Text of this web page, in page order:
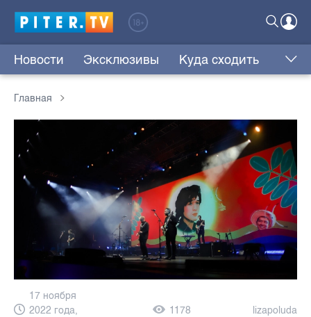
Новости Эксклюзивы Куда сходить
Главная
17 ноября
2022 года,
1178 lizapoluda